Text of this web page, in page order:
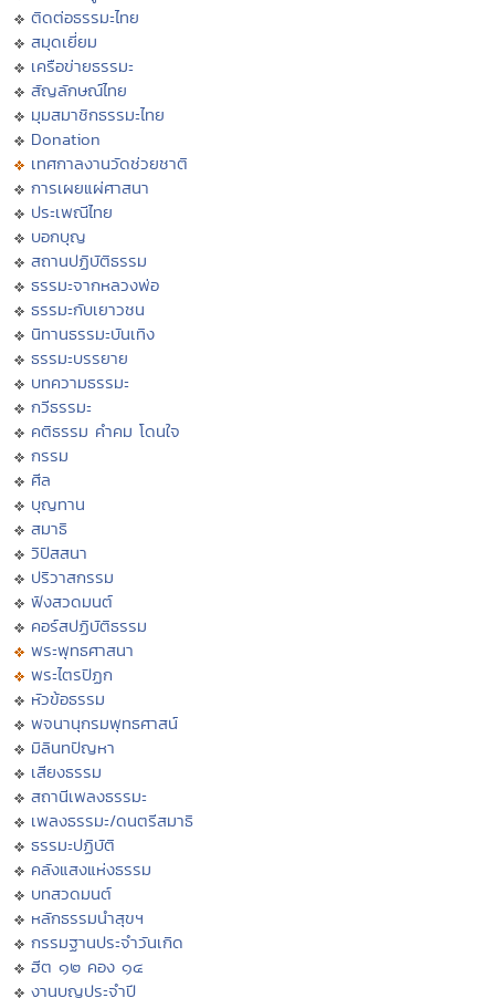
ติดต่อธรรมะไทย
สมุดเยี่ยม
เครือข่ายธรรมะ
สัญลักษณ์ไทย
มุมสมาชิกธรรมะไทย
Donation
เทศกาลงานวัดช่วยชาติ
การเผยแผ่ศาสนา
ประเพณีไทย
บอกบุญ
สถานปฏิบัติธรรม
ธรรมะจากหลวงพ่อ
ธรรมะกับเยาวชน
นิทานธรรมะบันเทิง
ธรรมะบรรยาย
บทความธรรมะ
กวีธรรมะ
คติธรรม คำคม โดนใจ
กรรม
ศีล
บุญทาน
สมาธิ
วิปัสสนา
ปริวาสกรรม
ฟังสวดมนต์
คอร์สปฏิบัติธรรม
พระพุทธศาสนา
พระไตรปิฏก
หัวข้อธรรม
พจนานุกรมพุทธศาสน์
มิลินทปัญหา
เสียงธรรม
สถานีเพลงธรรมะ
เพลงธรรมะ/ดนตรีสมาธิ
ธรรมะปฏิบัติ
คลังแสงแห่งธรรม
บทสวดมนต์
หลักธรรมนำสุขฯ
กรรมฐานประจำวันเกิด
ฮีต ๑๒ คอง ๑๔
งานบุญประจำปี